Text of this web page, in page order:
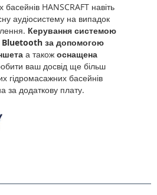
HANSCRAFT навіть
аудіосистему на випадок
Керування системою
Bluetooth за допомогою
а також оснащена
ваш досвід ще більш
гідромасажних басейнів
за додаткову плату.